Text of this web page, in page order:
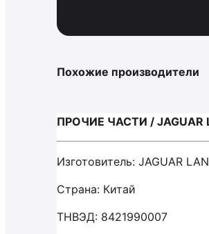
Похожие производители
ПРОЧИЕ ЧАСТИ / JAGUAR
Изготовитель: JAGUAR
Страна: Китай
ТНВЭД: 8421990007